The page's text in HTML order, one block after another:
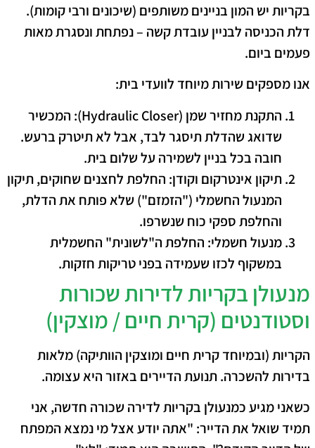
​בקריות יש המון בניינים משותפים (שיכונים ורבי קומות).
דלת הכניסה לבניין עובדת קשה – נפתחת ונסגרת מאות
פעמים ביום.
אנו מספקים שירות מיוחד לוועדי בית:
התקנת מחזיר שמן (Hydraulic Closer):
המכשיר
שדואג שהדלת תיסגר לבד, אבל לא תיטרק ברעש.
חובה בכל בניין לשמירה על שלום בית.
תיקון אינטרקום וקודן: החלפת לחצנים שחוקים, תיקון
המנעול החשמלי ("הזמזם") שלא פותח את הדלת,
והחלפת ספקי כוח שנשרפו.
מנעול חשמלי: החלפת ה"לשונית" החשמלית
במשקוף לכזו שעמידה בפני טריקות חזקות.
​מנעולן בקריות לדירות שכורות
וסטודנטים (קרית חיים / מוצקין)
​הקריות (ובמיוחד קרית חיים ומוצקין הוותיקה) מלאות
בדירות להשכרה. תנועת הדיירים באזור היא עצומה.
כשאני מגיע כמנעולן בקריותלדירה שכורה חדשה, אני
תמיד שואל את הדייר: "אתה יודע אצל מי נמצא המפתח